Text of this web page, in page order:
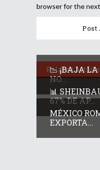
browser for the
Related
📉 ¡BAJA LA
NO...
📊
67% DE AP...
MÉXICO
EXPORTA...